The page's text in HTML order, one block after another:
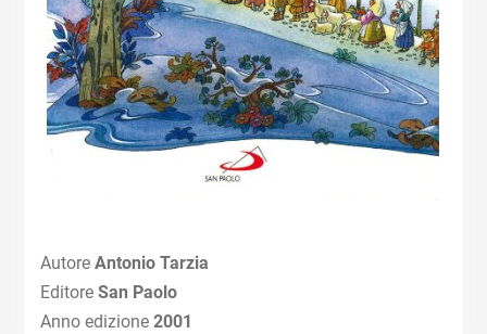
Autore Antonio Tarzia
Editore San Paolo
Anno edizione 2001